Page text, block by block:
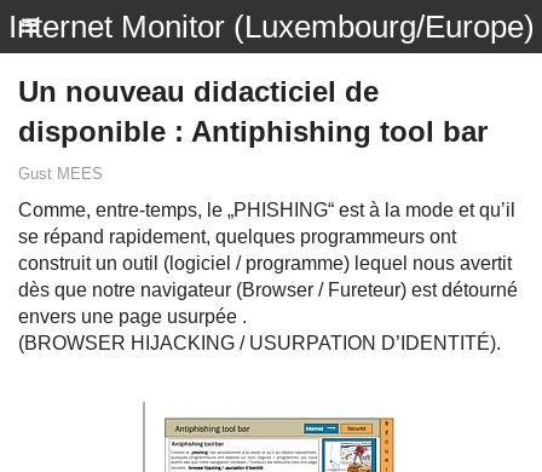
Internet Monitor (Luxembourg/Europe)
Un nouveau didacticiel de
disponible : Antiphishing tool bar
Gust MEES
Comme, entre-temps, le „PHISHING“ est à la mode et qu’il
se répand rapidement, quelques programmeurs ont
construit un outil (logiciel / programme) lequel nous avertit
dès que notre navigateur (Browser / Fureteur) est détourné
envers une page usurpée .
(BROWSER HIJACKING / USURPATION D’IDENTITÉ).